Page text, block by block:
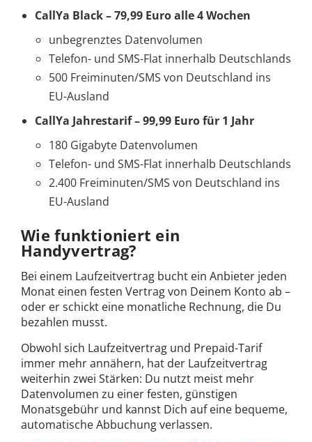
CallYa Black – 79,99 Euro alle 4 Wochen
unbegrenztes Datenvolumen
Telefon- und SMS-Flat innerhalb Deutschlands
500 Freiminuten/SMS von Deutschland ins
EU-Ausland
CallYa Jahrestarif – 99,99 Euro für 1 Jahr
180 Gigabyte Datenvolumen
Telefon- und SMS-Flat innerhalb Deutschlands
2.400 Freiminuten/SMS von Deutschland ins
EU-Ausland
Wie funktioniert ein
Handyvertrag?
Bei einem Laufzeitvertrag bucht ein Anbieter jeden
Monat einen festen Vertrag von Deinem Konto ab –
oder er schickt eine monatliche Rechnung, die Du
bezahlen musst.
Obwohl sich Laufzeitvertrag und Prepaid-Tarif
immer mehr annähern, hat der Laufzeitvertrag
weiterhin zwei Stärken: Du nutzt meist mehr
Datenvolumen zu einer festen, günstigen
Monatsgebühr und kannst Dich auf eine bequeme,
automatische Abbuchung verlassen.